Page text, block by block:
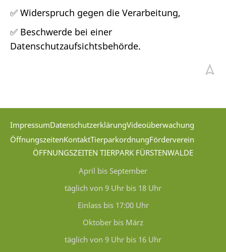
✅ Widerspruch gegen die Verarbeitung,
✅ Beschwerde bei einer
Datenschutzaufsichtsbehörde.
ImpressumDatenschutzerklärungVideoüberwachung
ÖffnungszeitenKontaktTierparkordnungFörderverein
ÖFFNUNGSZEITEN TIERPARK FÜRSTENWALDE
April bis September
täglich von 9 Uhr bis 18 Uhr
Einlass bis 17:00 Uhr
Oktober bis März
täglich von 9 Uhr bis 16 Uhr